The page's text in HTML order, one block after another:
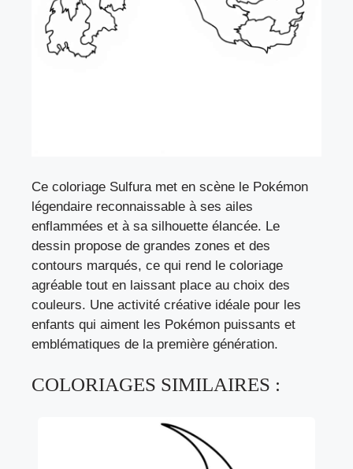
Ce coloriage Sulfura met en scène le Pokémon
légendaire reconnaissable à ses ailes
enflammées et à sa silhouette élancée. Le
dessin propose de grandes zones et des
contours marqués, ce qui rend le coloriage
agréable tout en laissant place au choix des
couleurs. Une activité créative idéale pour les
enfants qui aiment les Pokémon puissants et
emblématiques de la première génération.
COLORIAGES SIMILAIRES :